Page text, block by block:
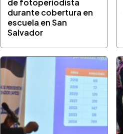
de fotoperiodista
durante cobertura en
escuela en San
Salvador